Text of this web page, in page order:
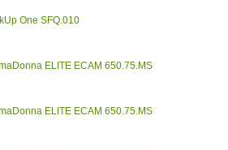
One SFQ.010
ELITE ECAM 650.75.MS
ELITE ECAM 650.75.MS